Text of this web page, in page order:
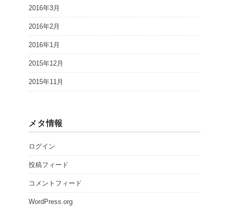
2016年3月
2016年2月
2016年1月
2015年12月
2015年11月
メタ情報
ログイン
投稿フィード
コメントフィード
WordPress.org